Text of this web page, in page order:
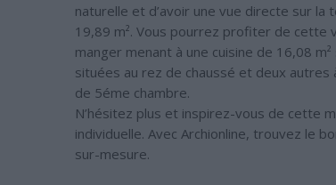
naturelle et d’avoir une vue directe sur
19,89 m². Vous pourrez profiter de cette
manger menant à une cuisine de 16,08
situées au rez de chaussé et deux autres
de 5éme chambre.
N’hésitez plus et inspirez-vous de cette
individuelle. Avec Archionline, trouvez le
sur-mesure.